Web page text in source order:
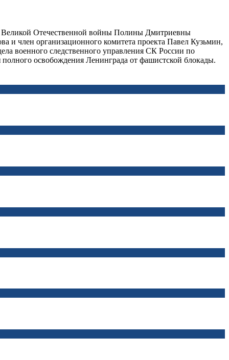
Великой Отечественной войны Полины Дмитриевны
и член организационного комитета проекта Павел Кузьмин,
военного следственного управления СК России по
освобождения Ленинграда от фашистской блокады.